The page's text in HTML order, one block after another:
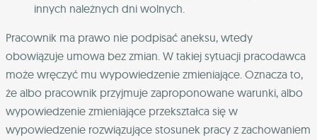
innych należnych dni wolnych.
Pracownik ma prawo nie podpisać aneksu, wtedy
obowiązuje umowa bez zmian. W takiej sytuacji pracodawca
może wręczyć mu wypowiedzenie zmieniające. Oznacza to,
że albo pracownik przyjmuje zaproponowane warunki, albo
wypowiedzenie zmieniające przekształca się w
wypowiedzenie rozwiązujące stosunek pracy z zachowaniem